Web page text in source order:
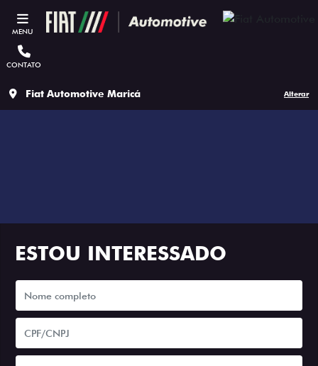
MENU
CONTATO
Fiat Automotive Maricá Alterar
ESTOU INTERESSADO